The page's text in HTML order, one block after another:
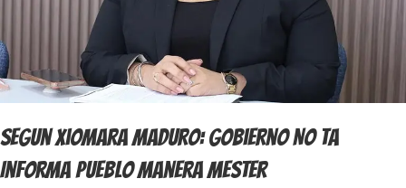
Segun Xiomara Maduro: Gobierno NO Ta
Informa Pueblo Manera Mester